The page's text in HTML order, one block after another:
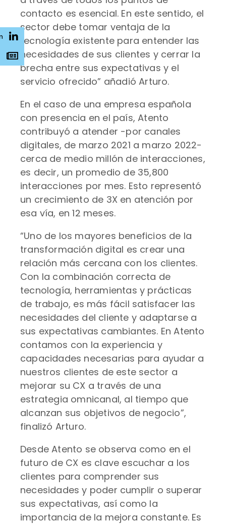
contacto es esencial. En este sentido, el
sector debe tomar ventaja de la
tecnología existente para entender las
necesidades de sus clientes y cerrar la
brecha entre sus expectativas y el
servicio ofrecido” añadió Arturo.
En el caso de una empresa española
con presencia en el país, Atento
contribuyó a atender -por canales
digitales, de marzo 2021 a marzo 2022-
cerca de medio millón de interacciones,
es decir, un promedio de 35,800
interacciones por mes. Esto representó
un crecimiento de 3X en atención por
esa vía, en 12 meses.
“Uno de los mayores beneficios de la
transformación digital es crear una
relación más cercana con los clientes.
Con la combinación correcta de
tecnología, herramientas y prácticas
de trabajo, es más fácil satisfacer las
necesidades del cliente y adaptarse a
sus expectativas cambiantes. En Atento
contamos con la experiencia y
capacidades necesarias para ayudar a
nuestros clientes de este sector a
mejorar su CX a través de una
estrategia omnicanal, al tiempo que
alcanzan sus objetivos de negocio”,
finalizó Arturo.
Desde Atento se observa como en el
futuro de CX es clave escuchar a los
clientes para comprender sus
necesidades y poder cumplir o superar
sus expectativas, así como la
importancia de la mejora constante. Es